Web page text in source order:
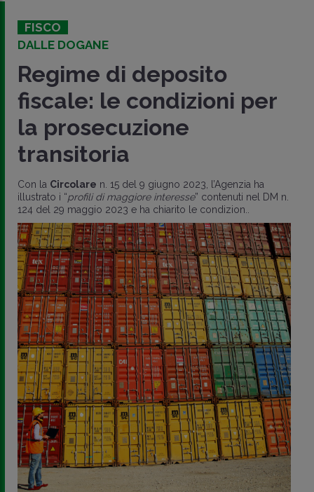
FISCO
DALLE DOGANE
Regime di deposito
fiscale: le condizioni per
la prosecuzione
transitoria
Con la Circolare n. 15 del 9 giugno 2023, l’Agenzia ha
illustrato i “profili di maggiore interesse” contenuti nel DM n.
124 del 29 maggio 2023 e ha chiarito le condizion..